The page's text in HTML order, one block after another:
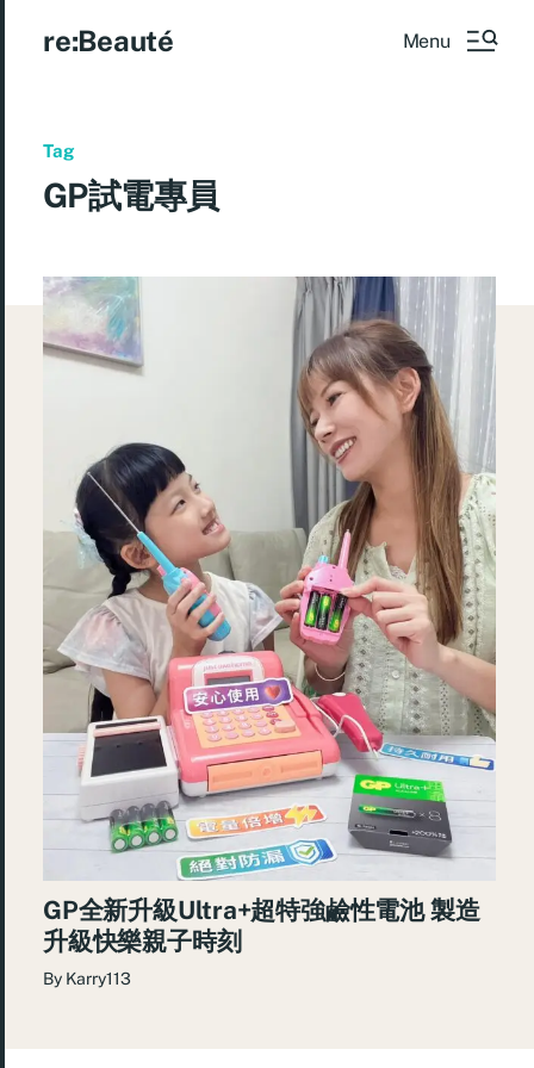
re:Beauté Menu
Tag
GP試電專員
GP全新升級Ultra+超特強鹼性電池 製造
升級快樂親子時刻
By Karry113